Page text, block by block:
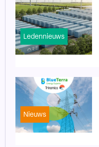
Ledennieuws
Nieuws